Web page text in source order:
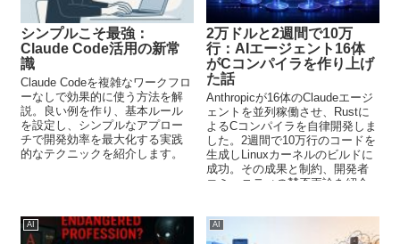
シンプルこそ最強：
Claude Code活用の新常
識
Claude Codeを複雑なワークフロ
ーなしで効果的に使う方法を解
説。良い例を作り、基本ルール
を設定し、シンプルなアプロー
チで開発効率を最大化する実践
的なテクニックを紹介します。
2万ドルと2週間で10万
行：AIエージェント16体
がCコンパイラを作り上げ
た話
Anthropicが16体のClaudeエージ
ェントを並列稼働させ、Rustに
よるCコンパイラを自律開発しま
した。2週間で10万行のコードを
生成しLinuxカーネルのビルドに
成功。その成果と制約、開発者
コミュニティの賛否両論を紹介
AI AI